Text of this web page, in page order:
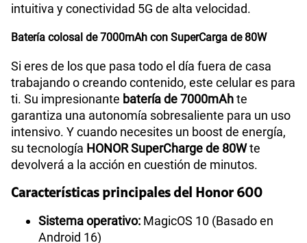
intuitiva y conectividad 5G de alta velocidad.
Batería colosal de 7000mAh con SuperCarga de 80W
Si eres de los que pasa todo el día fuera de casa
trabajando o creando contenido, este celular es para
ti. Su impresionante batería de 7000mAhte
garantiza una autonomía sobresaliente para un uso
intensivo. Y cuando necesites un boost de energía,
su tecnología HONOR SuperCharge de 80Wte
devolverá a la acción en cuestión de minutos.
Características principales del Honor 600
Sistema operativo: MagicOS 10 (Basado en
Android 16)